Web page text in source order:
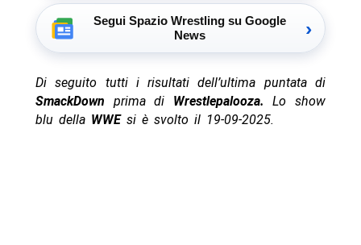
Segui Spazio Wrestling su Google
News
›
Di seguito tutti i risultati dell’ultima puntata di
SmackDown prima di Wrestlepalooza. Lo show
blu della WWEsi è svolto il 19-09-2025.